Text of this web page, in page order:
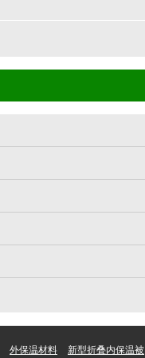
外保温材料 新型折叠内保温被